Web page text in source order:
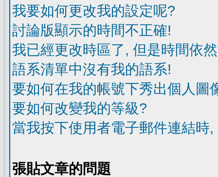
我要如何更改我的設定呢?
討論版顯示的時間不正確!
我已經更改時區了, 但是時間依
語系清單中沒有我的語系!
要如何在我的帳號下秀出個人圖
要如何改變我的等級?
當我按下使用者電子郵件連結時
張貼文章的問題